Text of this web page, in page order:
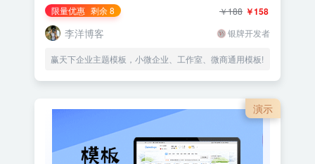
限量优惠 剩余 8 ￥158
￥188
李洋博客 银牌开发者
赢天下企业主题模板，小微企业、工作室、微商通用模板!
演示